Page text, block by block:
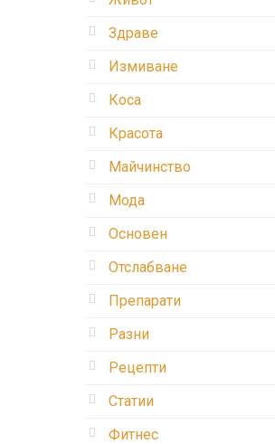
Здраве
Измиване
Коса
Красота
Майчинство
Мода
Основен
Отслабване
Препарати
Разни
Рецепти
Статии
Фитнес